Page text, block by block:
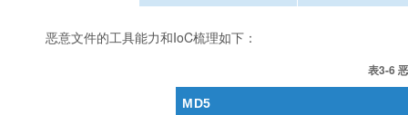
恶意文件的工具能力和IoC梳理如下：
表3-6
MD5